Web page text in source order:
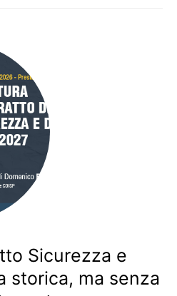
Sicurezza e
storica, ma senza